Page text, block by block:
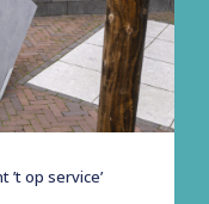
’t op service’